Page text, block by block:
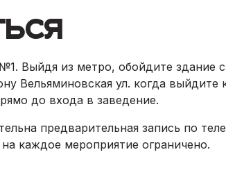
Выйдя из метро, обойдите здание
Вельяминовская ул. когда выйдите
до входа в заведение.
предварительная запись по
каждое мероприятие ограничено.